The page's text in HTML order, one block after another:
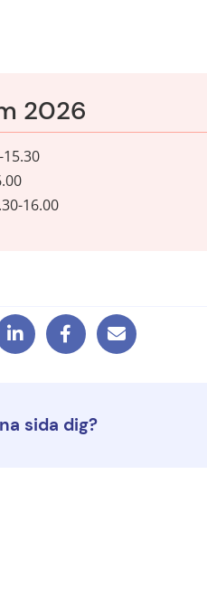
2026
16.00
sida dig?